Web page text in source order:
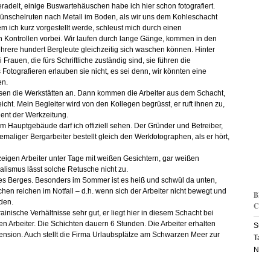
einige Buswartehäuschen habe ich hier schon fotografiert.
nach Metall im Boden, als wir uns dem Kohleschacht
ich kurz vorgestellt werde, schleust mich durch einen
Kontrollen vorbei. Wir laufen durch lange Gänge, kommen in den
hundert Bergleute gleichzeitig sich waschen können. Hinter
Frauen, die fürs Schriftliche zuständig sind, sie führen die
Fotografieren erlauben sie nicht, es sei denn, wir könnten eine
die Werkstätten an. Dann kommen die Arbeiter aus dem Schacht,
Mein Begleiter wird von den Kollegen begrüsst, er ruft ihnen zu,
der Werkzeitung.
Hauptgebäude darf ich offiziell sehen. Der Gründer und Betreiber,
Bergarbeiter bestellt gleich den Werkfotographen, als er hört,
Arbeiter unter Tage mit weißen Gesichtern, gar weißen
lässt solche Retusche nicht zu.
Berges. Besonders im Sommer ist es heiß und schwül da unten,
reichen im Notfall – d.h. wenn sich der Arbeiter nicht bewegt und
Verhältnisse sehr gut, er liegt hier in diesem Schacht bei
Arbeiter. Die Schichten dauern 6 Stunden. Die Arbeiter erhalten
Auch stellt die Firma Urlaubsplätze am Schwarzen Meer zur